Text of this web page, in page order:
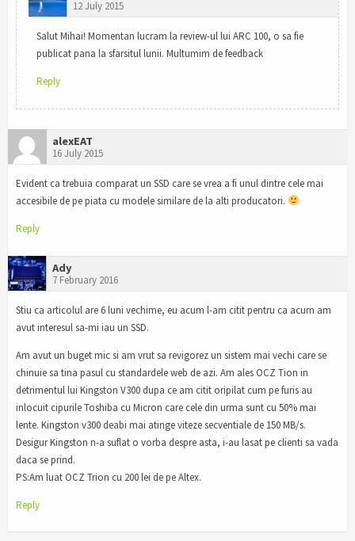
12 July 2015
Salut Mihai! Momentan lucram la review-ul lui ARC 100, o sa fie
publicat pana la sfarsitul lunii. Multumim de feedback
Reply
alexEAT
16 July 2015
Evident ca trebuia comparat un SSD care se vrea a fi unul dintre cele mai
accesibile de pe piata cu modele similare de la alti producatori.
Reply
Ady
7 February 2016
Stiu ca articolul are 6 luni vechime, eu acum l-am citit pentru ca acum am
avut interesul sa-mi iau un SSD.
Am avut un buget mic si am vrut sa revigorez un sistem mai vechi care se
chinuie sa tina pasul cu standardele web de azi. Am ales OCZ Tion in
detrimentul lui Kingston V300 dupa ce am citit oripilat cum pe furis au
inlocuit cipurile Toshiba cu Micron care cele din urma sunt cu 50% mai
lente. Kingston v300 deabi mai atinge viteze secventiale de 150 MB/s.
Desigur Kingston n-a suflat o vorba despre asta, i-au lasat pe clienti sa vada
daca se prind.
PS:Am luat OCZ Trion cu 200 lei de pe Altex.
Reply